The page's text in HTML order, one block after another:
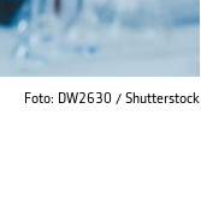
Foto: DW2630 / Shutterstock